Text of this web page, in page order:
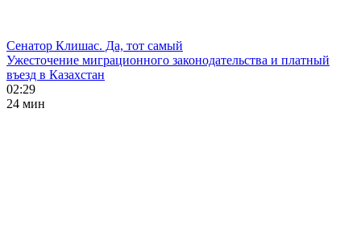
Сенатор Клишас. Да, тот самый
Ужесточение миграционного законодательства и платный
въезд в Казахстан
02:29
24 мин